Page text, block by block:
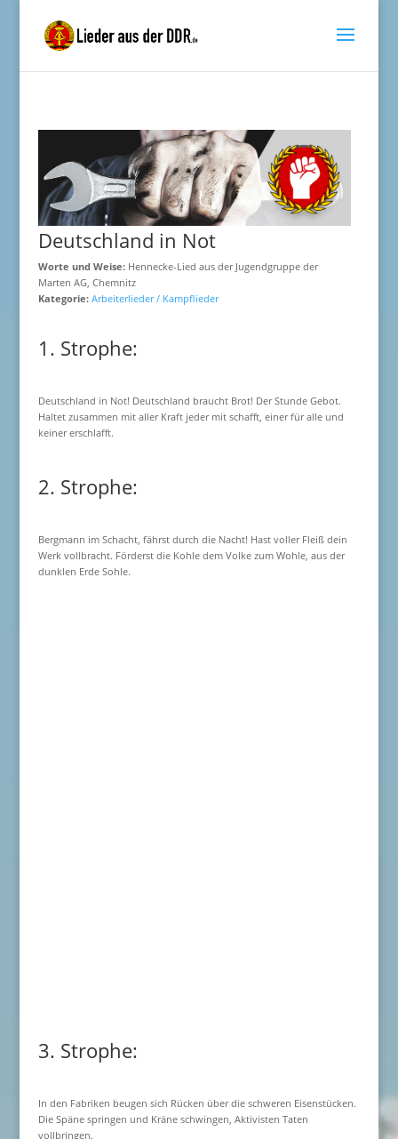
Deutschland in Not
Worte und Weise:Hennecke-Lied aus der Jugendgruppe der
Marten AG, Chemnitz
Kategorie: Arbeiterlieder / Kampflieder
1. Strophe:
Deutschland in Not! Deutschland braucht Brot! Der Stunde Gebot.
Haltet zusammen mit aller Kraft jeder mit schafft, einer für alle und
keiner erschlafft.
2. Strophe:
Bergmann im Schacht, fährst durch die Nacht! Hast voller Fleiß dein
Werk vollbracht. Förderst die Kohle dem Volke zum Wohle, aus der
dunklen Erde Sohle.
3. Strophe:
In den Fabriken beugen sich Rücken über die schweren Eisenstücken.
Die Späne springen und Kräne schwingen, Aktivisten Taten
vollbringen.